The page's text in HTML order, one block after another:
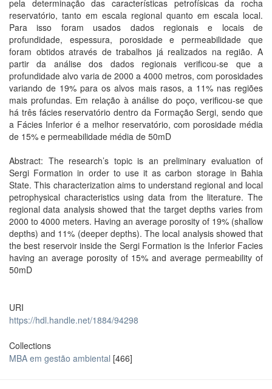
pela determinação das características petrofísicas da rocha
reservatório, tanto em escala regional quanto em escala local.
Para isso foram usados dados regionais e locais de
profundidade, espessura, porosidade e permeabilidade que
foram obtidos através de trabalhos já realizados na região. A
partir da análise dos dados regionais verificou-se que a
profundidade alvo varia de 2000 a 4000 metros, com porosidades
variando de 19% para os alvos mais rasos, a 11% nas regiões
mais profundas. Em relação à análise do poço, verificou-se que
há três fácies reservatório dentro da Formação Sergi, sendo que
a Fácies Inferior é a melhor reservatório, com porosidade média
de 15% e permeabilidade média de 50mD
Abstract: The research’s topic is an preliminary evaluation of
Sergi Formation in order to use it as carbon storage in Bahia
State. This characterization aims to understand regional and local
petrophysical characteristics using data from the literature. The
regional data analysis showed that the target depths varies from
2000 to 4000 meters. Having an average porosity of 19% (shallow
depths) and 11% (deeper depths). The local analysis showed that
the best reservoir inside the Sergi Formation is the Inferior Facies
having an average porosity of 15% and average permeability of
50mD
URI
https://hdl.handle.net/1884/94298
Collections
MBA em gestão ambiental [466]